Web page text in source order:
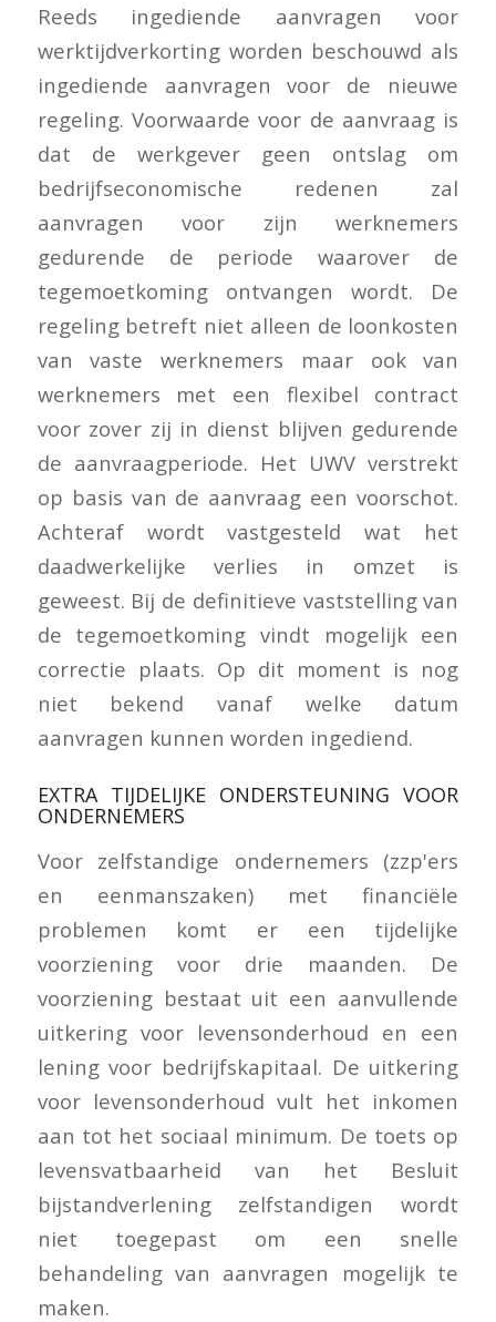
Reeds ingediende aanvragen voor
werktijdverkorting worden beschouwd als
ingediende aanvragen voor de nieuwe
regeling. Voorwaarde voor de aanvraag is
dat de werkgever geen ontslag om
bedrijfseconomische redenen zal
aanvragen voor zijn werknemers
gedurende de periode waarover de
tegemoetkoming ontvangen wordt. De
regeling betreft niet alleen de loonkosten
van vaste werknemers maar ook van
werknemers met een flexibel contract
voor zover zij in dienst blijven gedurende
de aanvraagperiode. Het UWV verstrekt
op basis van de aanvraag een voorschot.
Achteraf wordt vastgesteld wat het
daadwerkelijke verlies in omzet is
geweest. Bij de definitieve vaststelling van
de tegemoetkoming vindt mogelijk een
correctie plaats. Op dit moment is nog
niet bekend vanaf welke datum
aanvragen kunnen worden ingediend.
EXTRA TIJDELIJKE ONDERSTEUNING VOOR
ONDERNEMERS
Voor zelfstandige ondernemers (zzp'ers
en eenmanszaken) met financiële
problemen komt er een tijdelijke
voorziening voor drie maanden. De
voorziening bestaat uit een aanvullende
uitkering voor levensonderhoud en een
lening voor bedrijfskapitaal. De uitkering
voor levensonderhoud vult het inkomen
aan tot het sociaal minimum. De toets op
levensvatbaarheid van het Besluit
bijstandverlening zelfstandigen wordt
niet toegepast om een snelle
behandeling van aanvragen mogelijk te
maken.